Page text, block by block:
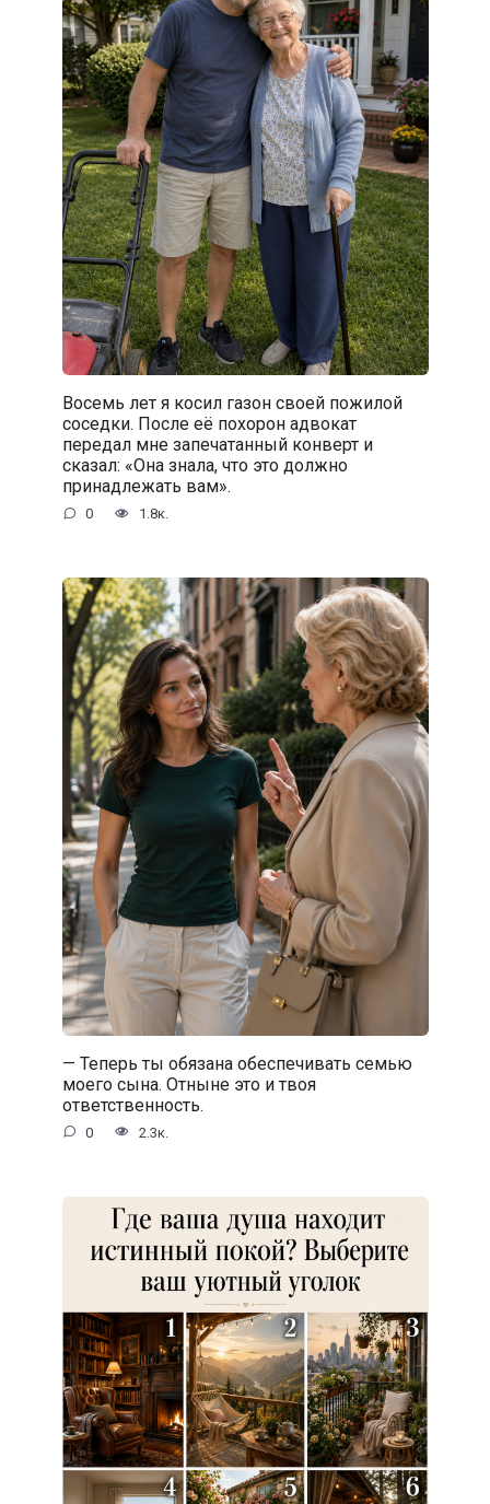
Восемь лет я косил газон своей пожилой
соседки. После её похорон адвокат
передал мне запечатанный конверт и
сказал: «Она знала, что это должно
принадлежать вам».
0 1.8к.
— Теперь ты обязана обеспечивать семью
моего сына. Отныне это и твоя
ответственность.
0 2.3к.